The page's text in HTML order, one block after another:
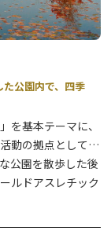
公園内で、四季
を基本テーマに、
動の拠点として位
ルドアスレチック
公園を散歩した後